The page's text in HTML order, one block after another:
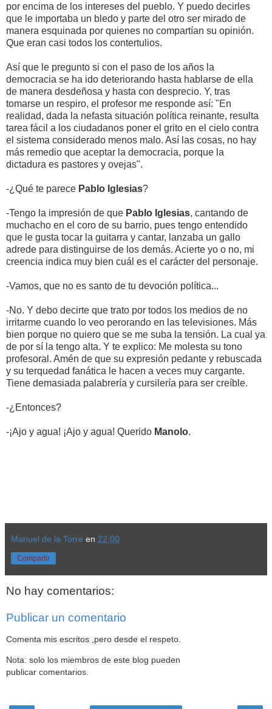
por encima de los intereses del pueblo. Y puedo decirles
que le importaba un bledo y parte del otro ser mirado de
manera esquinada por quienes no compartían su opinión.
Que eran casi todos los contertulios.
Así que le pregunto si con el paso de los años la
democracia se ha ido deteriorando hasta hablarse de ella
de manera desdeñosa y hasta con desprecio. Y, tras
tomarse un respiro, el profesor me responde así: "En
realidad, dada la nefasta situación política reinante, resulta
tarea fácil a los ciudadanos poner el grito en el cielo contra
el sistema considerado menos malo. Así las cosas, no hay
más remedio que aceptar la democracia, porque la
dictadura es pastores y ovejas".
-¿Qué te parece Pablo Iglesias?
-Tengo la impresión de que Pablo Iglesias, cantando de
muchacho en el coro de su barrio, pues tengo entendido
que le gusta tocar la guitarra y cantar, lanzaba un gallo
adrede para distinguirse de los demás. Acierte yo o no, mi
creencia indica muy bien cuál es el carácter del personaje.
-Vamos, que no es santo de tu devoción política...
-No. Y debo decirte que trato por todos los medios de no
irritarme cuando lo veo perorando en las televisiones. Más
bien porque no quiero que se me suba la tensión. La cual ya
de por sí la tengo alta. Y te explico: Me molesta su tono
profesoral. Amén de que su expresión pedante y rebuscada
y su terquedad fanática le hacen a veces muy cargante.
Tiene demasiada palabrería y cursilería para ser creíble.
-¿Entonces?
-¡Ajo y agua! ¡Ajo y agua! Querido Manolo.
Manuel de la Torre en 22:00
Compartir
No hay comentarios:
Publicar un comentario
Comenta mis escritos ,pero desde el respeto.
Nota: solo los miembros de este blog pueden
publicar comentarios.